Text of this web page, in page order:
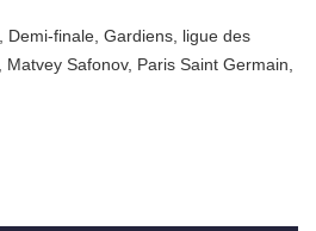
Demi-finale Gardiens ligue des
Matvey Safonov, Paris Saint Germain